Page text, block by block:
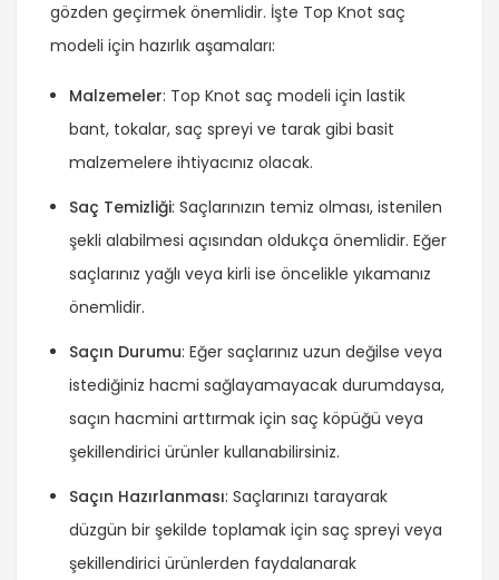
gözden geçirmek önemlidir. İşte Top Knot saç
modeli için hazırlık aşamaları:
Malzemeler: Top Knot saç modeli için lastik
bant, tokalar, saç spreyi ve tarak gibi basit
malzemelere ihtiyacınız olacak.
Saç Temizliği: Saçlarınızın temiz olması, istenilen
şekli alabilmesi açısından oldukça önemlidir. Eğer
saçlarınız yağlı veya kirli ise öncelikle yıkamanız
önemlidir.
Saçın Durumu: Eğer saçlarınız uzun değilse veya
istediğiniz hacmi sağlayamayacak durumdaysa,
saçın hacmini arttırmak için saç köpüğü veya
şekillendirici ürünler kullanabilirsiniz.
Saçın Hazırlanması: Saçlarınızı tarayarak
düzgün bir şekilde toplamak için saç spreyi veya
şekillendirici ürünlerden faydalanarak